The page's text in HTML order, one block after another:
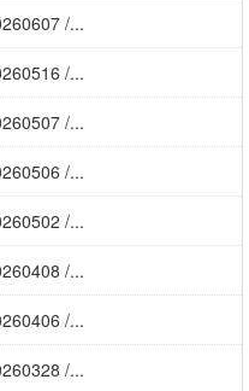
/...
/...
/...
/...
/...
/...
/...
/...